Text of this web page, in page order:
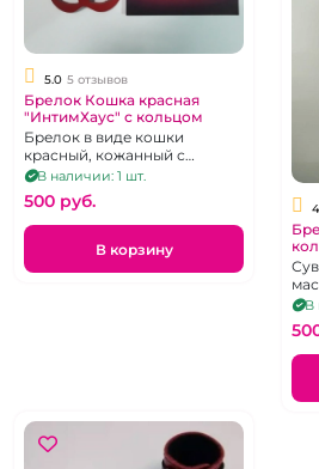
5.0 5 отзывов
Брелок Кошка красная
"ИнтимХаус" с кольцом
Брелок в виде кошки
красный, кожанный с
металлическим кольцом.
В наличии: 1 шт.
500 pуб.
В корзину
В